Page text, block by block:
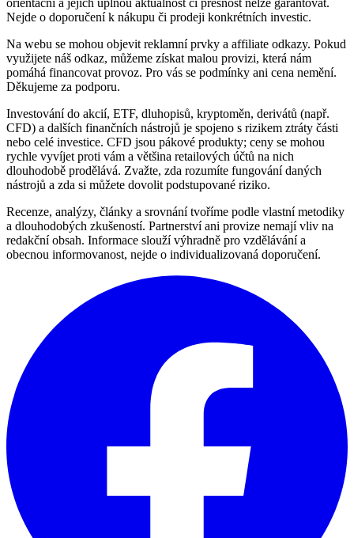
orientační a jejich úplnou aktuálnost či přesnost nelze garantovat.
Nejde o doporučení k nákupu či prodeji konkrétních investic.
Na webu se mohou objevit reklamní prvky a affiliate odkazy. Pokud
využijete náš odkaz, můžeme získat malou provizi, která nám
pomáhá financovat provoz. Pro vás se podmínky ani cena nemění.
Děkujeme za podporu.
Investování do akcií, ETF, dluhopisů, kryptoměn, derivátů (např.
CFD) a dalších finančních nástrojů je spojeno s rizikem ztráty části
nebo celé investice. CFD jsou pákové produkty; ceny se mohou
rychle vyvíjet proti vám a většina retailových účtů na nich
dlouhodobě prodělává. Zvažte, zda rozumíte fungování daných
nástrojů a zda si můžete dovolit podstupované riziko.
Recenze, analýzy, články a srovnání tvoříme podle vlastní metodiky
a dlouhodobých zkušeností. Partnerství ani provize nemají vliv na
redakční obsah. Informace slouží výhradně pro vzdělávání a
obecnou informovanost, nejde o individualizovaná doporučení.